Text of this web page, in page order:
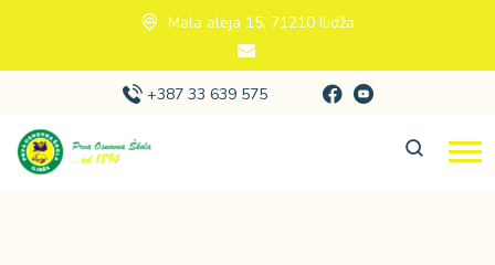
Mala aleja 15, 71210 Ilidža
+387 33 639 575